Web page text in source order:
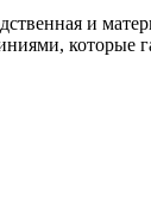
и
которые